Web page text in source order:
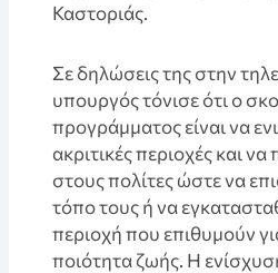
Καστοριάς.
Σε δηλώσεις της στην
υπουργός τόνισε ότι ο
προγράμματος είναι να
ακριτικές περιοχές και
στους πολίτες ώστε να
τόπο τους ή να
περιοχή που επιθυμούν
ποιότητα ζωής. Η